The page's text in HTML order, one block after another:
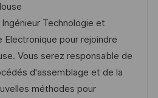
Technologie et
pour rejoindre
Vous serez responsable de
d'assemblage et de la
méthodes pour